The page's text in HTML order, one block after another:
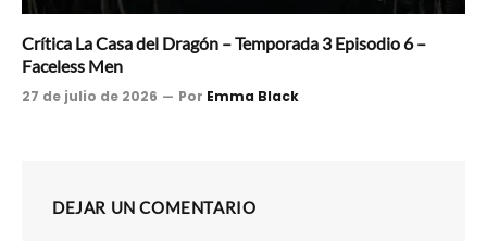
Crítica La Casa del Dragón – Temporada 3 Episodio 6 –
Faceless Men
27 de julio de 2026 Por Emma Black
DEJAR UN COMENTARIO